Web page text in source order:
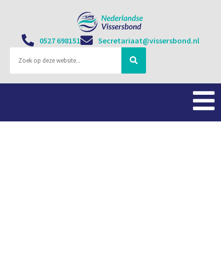
0527 698151 Secretariaat@vissersbond.nl